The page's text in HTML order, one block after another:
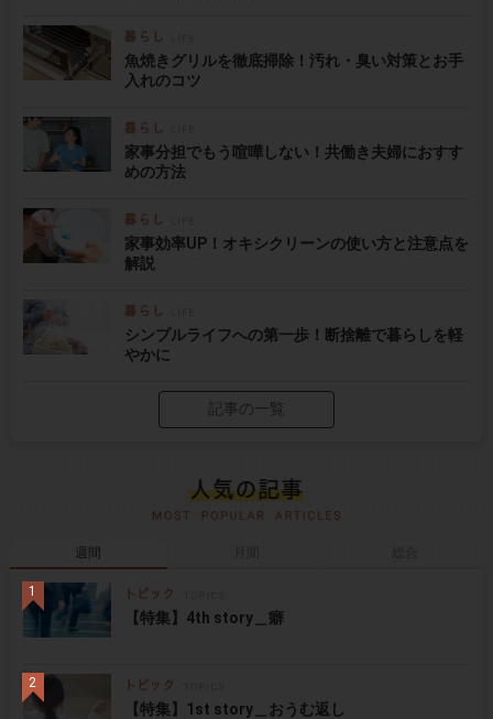
魚焼きグリルを徹底掃除！汚れ・臭い対策とお手
入れのコツ
家事分担でもう喧嘩しない！共働き夫婦におすす
めの方法
家事効率UP！オキシクリーンの使い方と注意点を
解説
シンプルライフへの第一歩！断捨離で暮らしを軽
やかに
記事の一覧
週間
【特集】4th story＿癖
【特集】1st story＿おうむ返し